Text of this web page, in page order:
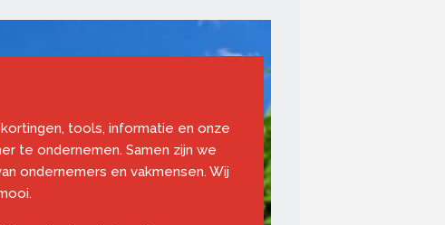
tools, informatie en onze
te ondernemen. Samen zijn we
ondernemers en vakmensen. Wij